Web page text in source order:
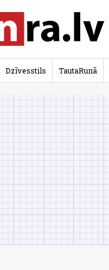
Dzīvesstils TautaRunā